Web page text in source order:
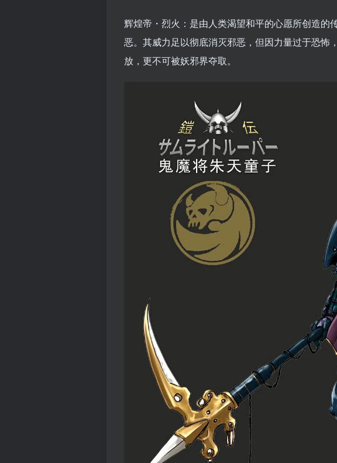
辉煌帝・烈火：是由人类渴望和平的心愿所创造的
恶。其威力足以彻底消灭邪恶，但因力量过于恐怖
放，更不可被妖邪界夺取。